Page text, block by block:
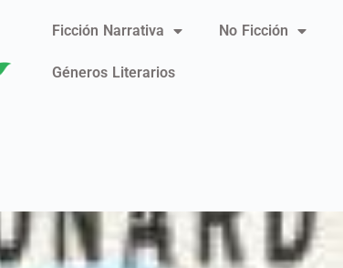
Ficción Narrativa No Ficción
Géneros Literarios